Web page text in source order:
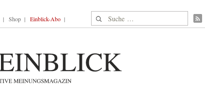
Shop Einblick-Abo Suche nach: